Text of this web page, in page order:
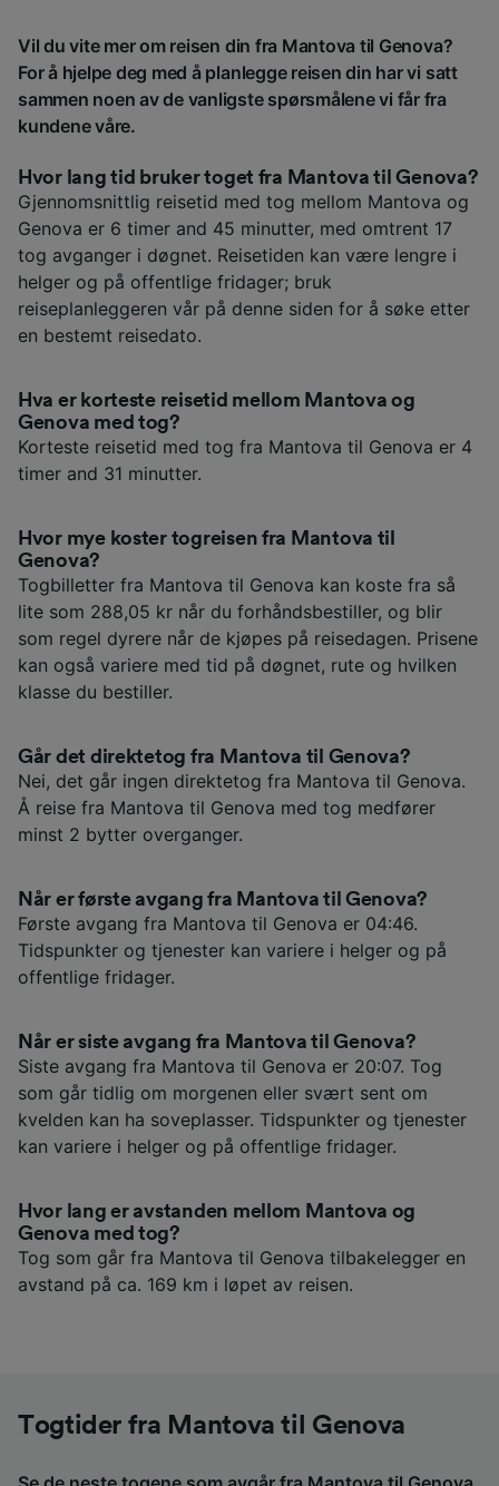
Vil du vite mer om reisen din fra Mantova til Genova?
For å hjelpe deg med å planlegge reisen din har vi satt
sammen noen av de vanligste spørsmålene vi får fra
kundene våre.
Hvor lang tid bruker toget fra Mantova til Genova?
Gjennomsnittlig reisetid med tog mellom Mantova og
Genova er 6 timer and 45 minutter, med omtrent 17
tog avganger i døgnet. Reisetiden kan være lengre i
helger og på offentlige fridager; bruk
reiseplanleggeren vår på denne siden for å søke etter
en bestemt reisedato.
Hva er korteste reisetid mellom Mantova og
Genova med tog?
Korteste reisetid med tog fra Mantova til Genova er 4
timer and 31 minutter.
Hvor mye koster togreisen fra Mantova til
Genova?
Togbilletter fra Mantova til Genova kan koste fra så
lite som 288,05 kr når du forhåndsbestiller, og blir
som regel dyrere når de kjøpes på reisedagen. Prisene
kan også variere med tid på døgnet, rute og hvilken
klasse du bestiller.
Går det direktetog fra Mantova til Genova?
Nei, det går ingen direktetog fra Mantova til Genova.
Å reise fra Mantova til Genova med tog medfører
minst 2 bytter overganger.
Når er første avgang fra Mantova til Genova?
Første avgang fra Mantova til Genova er 04:46.
Tidspunkter og tjenester kan variere i helger og på
offentlige fridager.
Når er siste avgang fra Mantova til Genova?
Siste avgang fra Mantova til Genova er 20:07. Tog
som går tidlig om morgenen eller svært sent om
kvelden kan ha soveplasser. Tidspunkter og tjenester
kan variere i helger og på offentlige fridager.
Hvor lang er avstanden mellom Mantova og
Genova med tog?
Tog som går fra Mantova til Genova tilbakelegger en
avstand på ca. 169 km i løpet av reisen.
Togtider fra Mantova til Genova